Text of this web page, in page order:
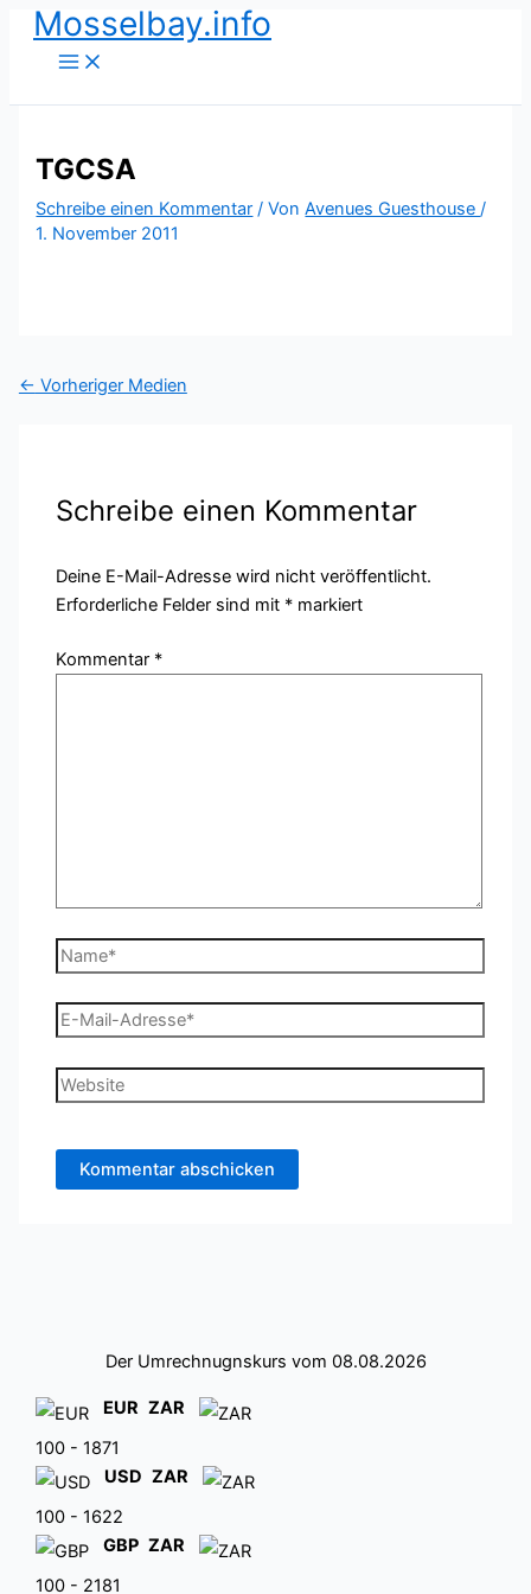
ZumMosselbay.info
TGCSA
Schreibe einen Kommentar / VonAvenues Guesthouse/
1. November 2011
← Vorheriger Medien
Schreibe einen Kommentar
Deine E-Mail-Adresse wird nicht veröffentlicht.
Erforderliche Felder sind mit * markiert
Kommentar *
Name*
E-
Mail-
Adresse*
Website
Der Umrechnugnskurs vom 08.08.2026
EUR ZAR
100 - 1871
USD ZAR
100 - 1622
GBP ZAR
100 - 2181